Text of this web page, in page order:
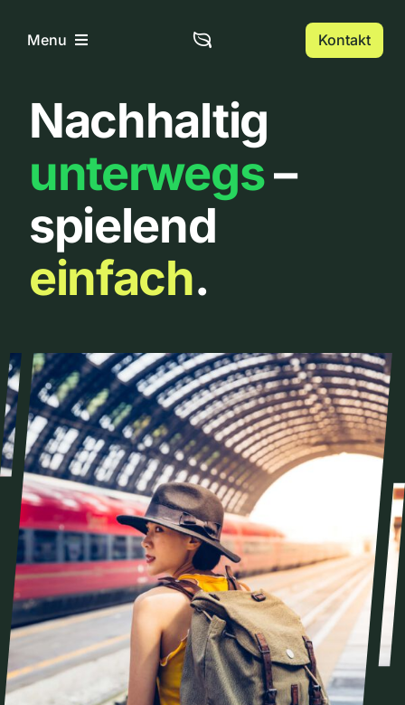
InhaltMenu
Home
Über uns
Urbanlist
Kontakt
Nachhaltig
unterwegs–
spielend
einfach.